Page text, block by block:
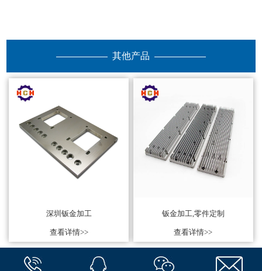
其他产品
深圳钣金加工
查看详情>>
钣金加工,零件定制
查看详情>>